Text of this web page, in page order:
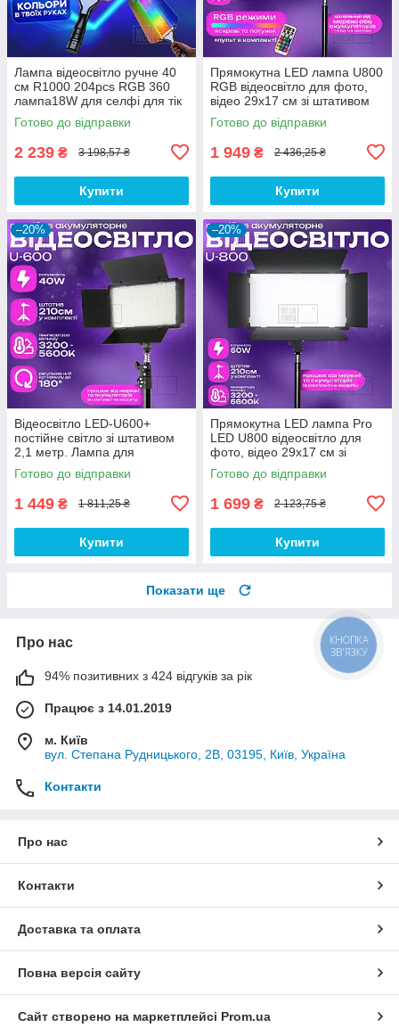
Лампа відеосвітло ручне 40
см R1000 204pcs RGB 360
лампа18W для селфі для тік
току. Студійне світло.
Готово до відправки
2 239 ₴ 3 198,57 ₴
Купити
Прямокутна LED лампа U800
RGB відеосвітло для фото,
відео 29х17 см зі штативом
2,1 метр. Студійне світло.
Готово до відправки
1 949 ₴ 2 436,25 ₴
Купити
–20%
Відеосвітло LED-U600+
постійне світло зі штативом
2,1 метр. Лампа для
візажиста. Студійне світло.
Готово до відправки
1 449 ₴ 1 811,25 ₴
Купити
–20%
Прямокутна LED лампа Pro
LED U800 відеосвітло для
фото, відео 29х17 см зі
штативом 2,1 метр. Студійне
світло.
Готово до відправки
1 699 ₴ 2 123,75 ₴
Купити
Показати ще
Про нас
94% позитивних з 424 відгуків за рік
Працює з 14.01.2019
м. Київ
вул. Степана Рудницького, 2В, 03195, Київ, Україна
Контакти
Про нас
Контакти
Доставка та оплата
Повна версія сайту
Сайт створено на маркетплейсі Prom.ua
КНОПКА
ЗВ'ЯЗКУ